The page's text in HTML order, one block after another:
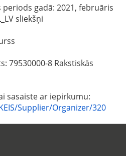
gadā: 2021, februāris
sliekšņi
79530000-8 Rakstiskās
sasaiste ar iepirkumu:
Supplier/Organizer/320